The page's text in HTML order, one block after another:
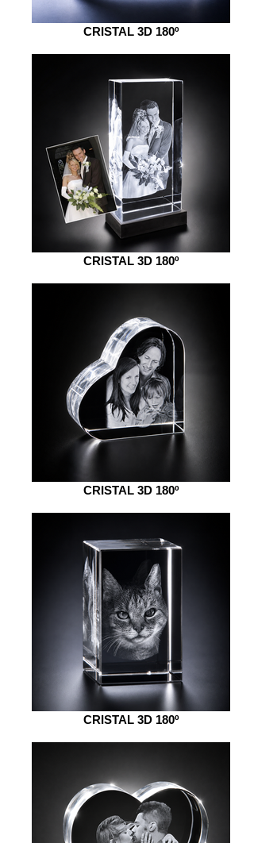
CRISTAL 3D 180º
CRISTAL 3D 180º
CRISTAL 3D 180º
CRISTAL 3D 180º